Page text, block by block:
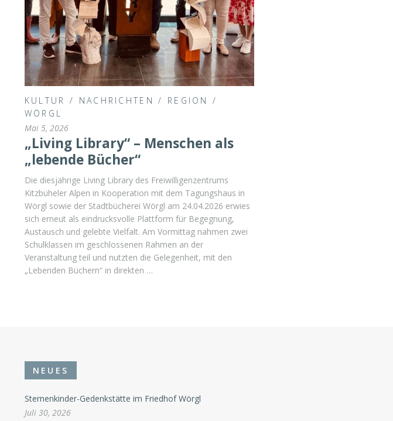
KULTUR / NACHRICHTEN / REGION
/
WÖRGL
Mai 5, 2026
„Living Library“ – Menschen als
„lebende Bücher“
Die diesjährige Living Library des Freiwilligenzentrums
Kitzbüheler Alpen in Kooperation mit dem Tagungshaus in
Wörgl sowie der Stadtbücherei Wörgl am 24.04.2026 erwies
sich erneut als eindrucksvolle Plattform für Begegnung,
Austausch und gelebte Vielfalt. Am Vormittag nahmen zwei
Schulklassen im geschlossenen Rahmen an der
Veranstaltung teil und nutzten die Gelegenheit, mit den
„Lebenden Büchern“ in direkten …
NEUES
Sternenkinder-Gedenkstätte im Friedhof Wörgl
Juli 30, 2026